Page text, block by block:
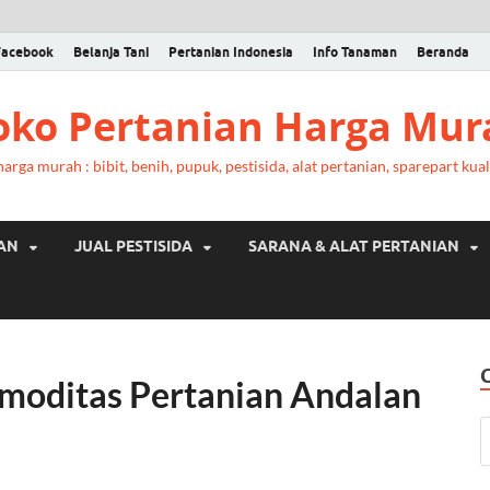
Belanja Tani Pertanian Indonesia Info Tanaman Beranda
Pertanian Harga
murah : bibit, benih, pupuk, pestisida, alat pertanian, sparepart
JUAL PESTISIDA SARANA & ALAT PERTANIAN
Pertanian Andalan